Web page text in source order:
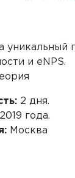
уникальный
и eNPS.
2 дня.
года.
Москва